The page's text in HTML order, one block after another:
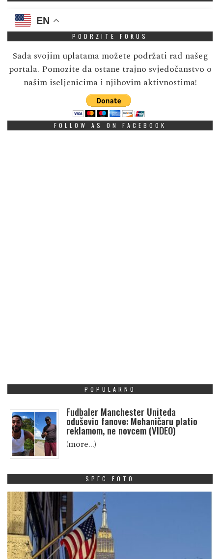
EN
PODRZITE FOKUS
Sada svojim uplatama možete podržati rad našeg
portala. Pomozite da ostane trajno svjedočanstvo o
našim iseljenicima i njihovim aktivnostima!
FOLLOW AS ON FACEBOOK
POPULARNO
Fudbaler Manchester Uniteda
oduševio fanove: Mehaničaru platio
reklamom, ne novcem (VIDEO)
(more…)
SPEC FOTO